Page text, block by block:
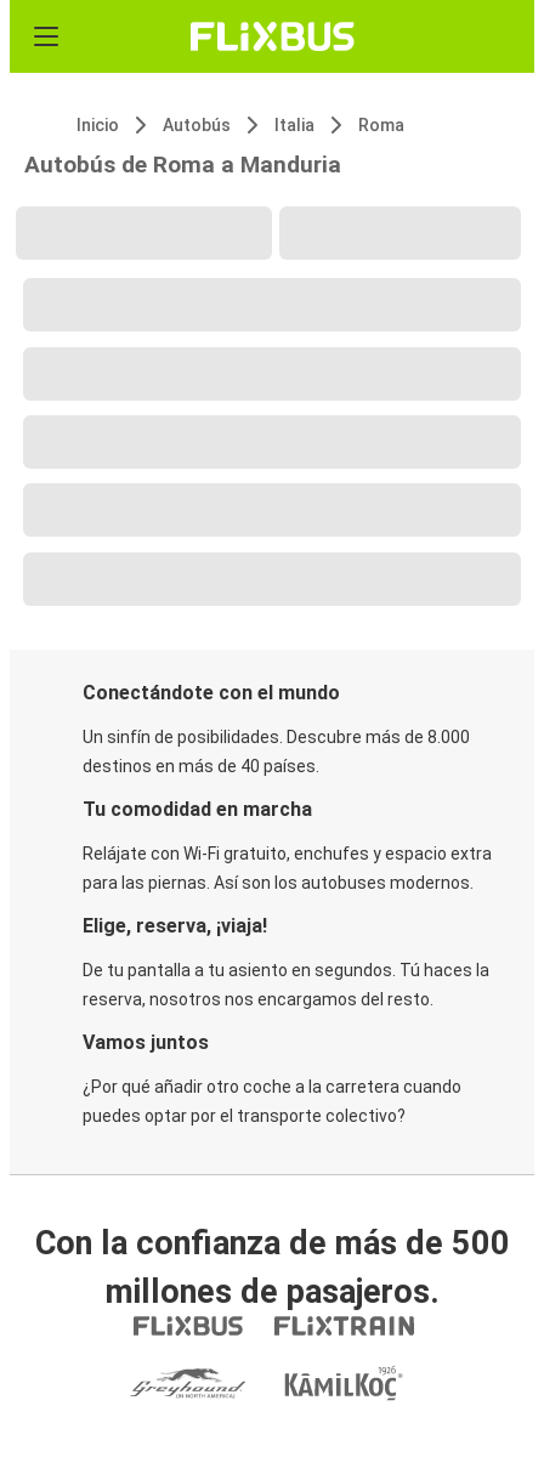
Inicio Autobús Italia Roma
Autobús de Roma a Manduria
Conectándote con el mundo
Un sinfín de posibilidades. Descubre más de 8.000
destinos en más de 40 países.
Tu comodidad en marcha
Relájate con Wi-Fi gratuito, enchufes y espacio extra
para las piernas. Así son los autobuses modernos.
Elige, reserva, ¡viaja!
De tu pantalla a tu asiento en segundos. Tú haces la
reserva, nosotros nos encargamos del resto.
Vamos juntos
¿Por qué añadir otro coche a la carretera cuando
puedes optar por el transporte colectivo?
Con la confianza de más de 500
millones de pasajeros.